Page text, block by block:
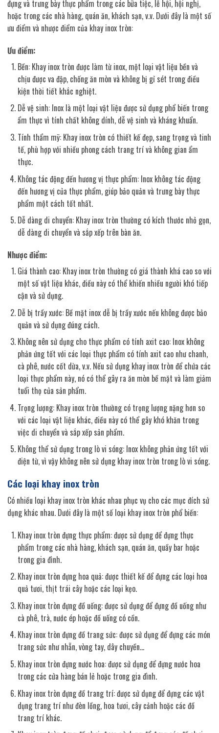
đựng và trưng bày thực phẩm trong các bữa tiệc, lễ hội, hội nghị,
hoặc trong các nhà hàng, quán ăn, khách sạn, v.v. Dưới đây là một số
ưu điểm và nhược điểm của khay inox tròn:
Ưu điểm:
Bền: Khay inox tròn được làm từ inox, một loại vật liệu bền và
chịu được va đập, chống ăn mòn và không bị gỉ sét trong điều
kiện thời tiết khắc nghiệt.
Dễ vệ sinh: Inox là một loại vật liệu được sử dụng phổ biến trong
ẩm thực vì tính chất không dính, dễ vệ sinh và kháng khuẩn.
Tính thẩm mỹ: Khay inox tròn có thiết kế đẹp, sang trọng và tinh
tế, phù hợp với nhiều phong cách trang trí và không gian ẩm
thực.
Không tác động đến hương vị thực phẩm: Inox không tác động
đến hương vị của thực phẩm, giúp bảo quản và trưng bày thực
phẩm một cách tốt nhất.
Dễ dàng di chuyển: Khay inox tròn thường có kích thước nhỏ gọn,
dễ dàng di chuyển và sắp xếp trên bàn ăn.
Nhược điểm:
Giá thành cao: Khay inox tròn thường có giá thành khá cao so với
một số vật liệu khác, điều này có thể khiến nhiều người khó tiếp
cận và sử dụng.
Dễ bị trầy xước: Bề mặt inox dễ bị trầy xước nếu không được bảo
quản và sử dụng đúng cách.
Không nên sử dụng cho thực phẩm có tính axit cao: Inox không
phản ứng tốt với các loại thực phẩm có tính axit cao như chanh,
cà phê, nước cốt dừa, v.v. Nếu sử dụng khay inox tròn để chứa các
loại thực phẩm này, nó có thể gây ra ăn mòn bề mặt và làm giảm
tuổi thọ của sản phẩm.
Trọng lượng: Khay inox tròn thường có trọng lượng nặng hơn so
với các loại vật liệu khác, điều này có thể gây khó khăn trong
việc di chuyển và sắp xếp sản phẩm.
Không thể sử dụng trong lò vi sóng: Inox không phản ứng tốt với
điện từ, vì vậy không nên sử dụng khay inox tròn trong lò vi sóng.
Các loại khay inox tròn
Có nhiều loại khay inox tròn khác nhau phục vụ cho các mục đích sử
dụng khác nhau. Dưới đây là một số loại khay inox tròn phổ biến:
Khay inox tròn đựng thực phẩm: được sử dụng để đựng thực
phẩm trong các nhà hàng, khách sạn, quán ăn, quầy bar hoặc
trong gia đình.
Khay inox tròn đựng hoa quả: được thiết kế để đựng các loại hoa
quả tươi, thịt trái cây hoặc các loại kẹo.
Khay inox tròn đựng đồ uống: được sử dụng để đựng đồ uống như
cà phê, trà, nước ép hoặc đồ uống có cồn.
Khay inox tròn đựng đồ trang sức: được sử dụng để đựng các món
trang sức như nhẫn, vòng tay, dây chuyền…
Khay inox tròn đựng nước hoa: được sử dụng để đựng nước hoa
trong các cửa hàng bán lẻ hoặc trong gia đình.
Khay inox tròn đựng đồ trang trí: được sử dụng để đựng các vật
dụng trang trí như đèn lồng, hoa tươi, cây cảnh hoặc các đồ
trang trí khác.